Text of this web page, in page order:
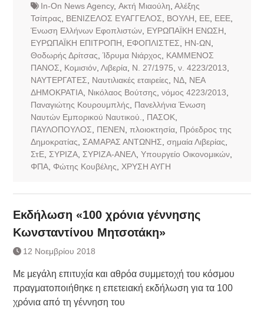
In-On News Agency, Ακτή Μιαούλη Αλέξης
Τσίπρας
ΒΕΝΙΖΕΛΟΣ ΕΥΑΓΓΕΛΟΣ ΒΟΥΛΗ ΕΕ, ΕΕΕ,
Ένωση Ελλήνων Εφοπλιστών, ΕΥΡΩΠΑΪΚΗ ΕΝΩΣΗ
ΕΥΡΩΠΑΪΚΗ ΕΠΙΤΡΟΠΗ
ΕΦΟΠΛΙΣΤΕΣ ΗΝ-ΩΝ
Θοδωρής Δρίτσας Ίδρυμα Νιάρχος
ΚΑΜΜΕΝΟΣ
ΠΑΝΟΣ
Κομισιόν, Λιβερία, Ν. 27/1975 ν. 4223/2013
ΝΑΥΤΕΡΓΑΤΕΣ
Ναυτιλιακές εταιρείες ΝΔ, ΝΕΑ
ΔΗΜΟΚΡΑΤΙΑ, Νικόλαος Βούτσης νόμος 4223/2013
Παναγιώτης Κουρουμπλής
Πανελλήνια Ένωση
Ναυτών Εμπορικού Ναυτικού.
ΠΑΣΟΚ,
ΠΑΥΛΟΠΟΥΛΟΣ
ΠΕΝΕΝ πλοιοκτησία, Πρόεδρος της
Δημοκρατίας
ΣΑΜΑΡΑΣ ΑΝΤΩΝΗΣ σημαία Λιβερίας
ΣτΕ, ΣΥΡΙΖΑ, ΣΥΡΙΖΑ-ΑΝΕΛ, Υπουργείο Οικονομικών,
ΦΠΑ, Φώτης Κουβέλης ΧΡΥΣΗ ΑΥΓΗ
Εκδήλωση «100 χρόνια γέννησης
Κωνσταντίνου Μητσοτάκη»
12 Νοεμβρίου 2018
Με μεγάλη επιτυχία και αθρόα συμμετοχή του κόσμου
πραγματοποιήθηκε η επετειακή εκδήλωση για τα 100
χρόνια από τη γέννηση του